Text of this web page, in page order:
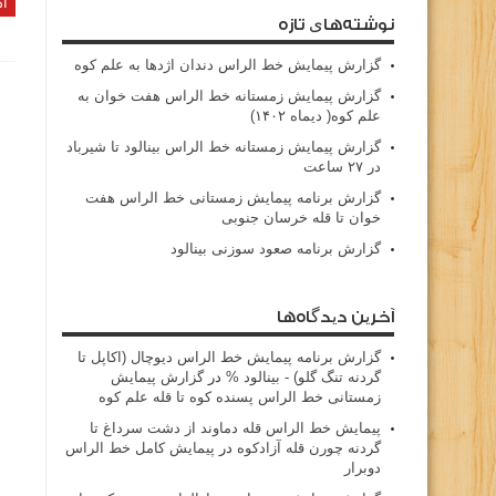
نوشته‌های تازه
گزارش پیمایش خط الراس دندان اژدها به علم کوه
گزارش پیمایش زمستانه خط الراس هفت خوان به
علم کوه( دیماه ۱۴۰۲)
گزارش پیمایش زمستانه خط الراس بینالود تا شیرباد
در ۲۷ ساعت
گزارش برنامه پیمایش زمستانی خط الراس هفت
خوان تا قله خرسان جنوبی
گزارش برنامه صعود سوزنی بینالود
آخرین دیدگاه‌ها
گزارش برنامه پيمايش خط الراس ديوچال (اكاپل تا
گردنه تنگ گلو) - بينالود % درگزارش پیمایش
زمستانی خط الراس پسنده کوه تا قله علم کوه
پيمايش خط الراس قله دماوند از دشت سرداغ تا
گردنه چورن قله آزادكوه در پیمایش کامل خط الراس
دوبرار